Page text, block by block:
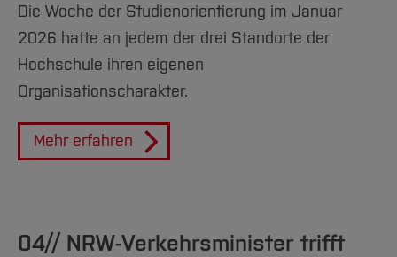
Die Woche der Studienorientierung im Januar
2026 hatte an jedem der drei Standorte der
Hochschule ihren eigenen
Organisationscharakter.
Mehr erfahren
04// NRW-Verkehrsminister trifft